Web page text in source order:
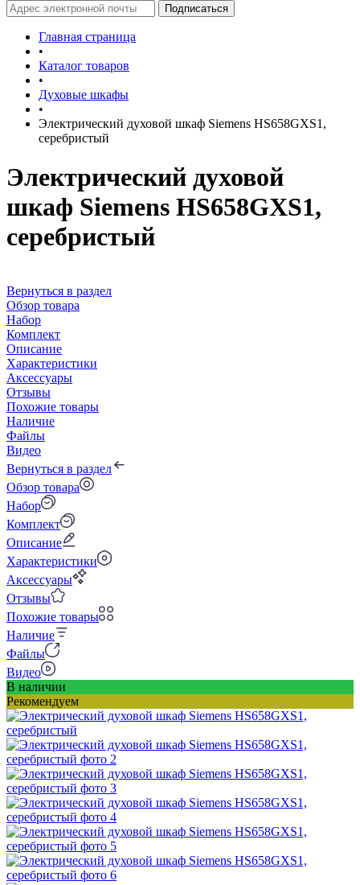
Главная страница
•
Каталог товаров
•
Духовые шкафы
•
Электрический духовой шкаф Siemens HS658GXS1,
серебристый
Электрический духовой
шкаф Siemens HS658GXS1,
серебристый
Вернуться в раздел
Обзор товара
Набор
Комплект
Описание
Характеристики
Аксессуары
Отзывы
Похожие товары
Наличие
Файлы
Видео
Вернуться в раздел
Обзор товара
Набор
Комплект
Описание
Характеристики
Аксессуары
Отзывы
Похожие товары
Наличие
Файлы
Видео
В наличии
Рекомендуем